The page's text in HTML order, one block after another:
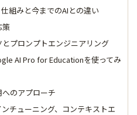
みと今までのAIとの違い
プロンプトエンジニアリング
AI Pro for Educationを使ってみ
のアプローチ
チューニング、コンテキストエ